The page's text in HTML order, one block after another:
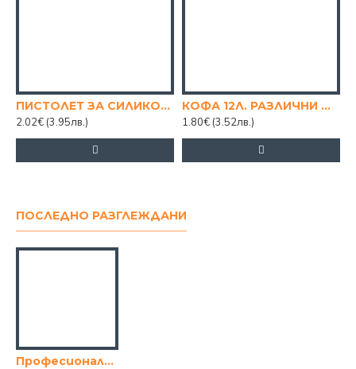
ПИСТОЛЕТ ЗА СИЛИКОН ОБИКНОВЕН
2.02€ (3.95лв.)
КОФА 12Л. РАЗЛИЧНИ ЦВЕТОВЕ
1.80€ (3.52лв.)
ПОСЛЕДНО РАЗГЛЕЖДАНИ
Професионална дълга щипка за скара и барбекю